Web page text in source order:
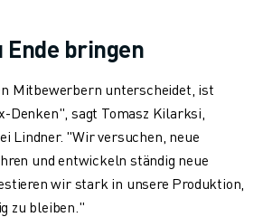
Ende bringen
Mitbewerbern unterscheidet, ist
Denken", sagt Tomasz Kilarksi,
Lindner. "Wir versuchen, neue
und entwickeln ständig neue
wir stark in unsere Produktion,
zu bleiben."